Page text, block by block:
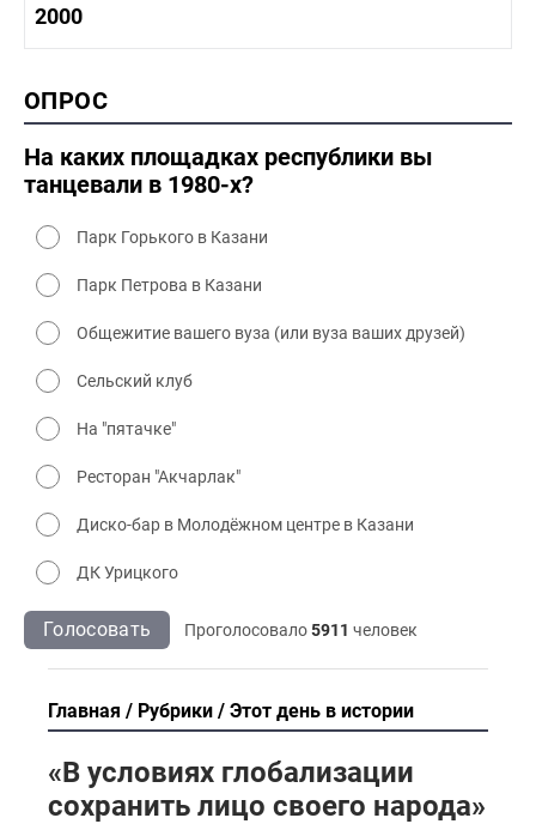
1990-2000 культура
2000
2000 промышленность
2000 культура
ОПРОС
На каких площадках республики вы
танцевали в 1980-х?
Парк Горького в Казани
Парк Петрова в Казани
Общежитие вашего вуза (или вуза ваших друзей)
Сельский клуб
На "пятачке"
Ресторан "Акчарлак"
Диско-бар в Молодёжном центре в Казани
ДК Урицкого
Голосовать Проголосовало5911 человек
Главная Рубрики Этот день в истории
«В условиях глобализации
сохранить лицо своего народа»